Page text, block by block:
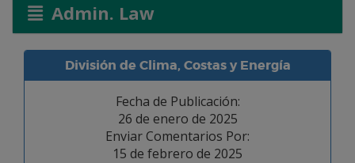
Admin. Law
División de Clima, Costas y Energía
Fecha de Publicación:
26 de enero de 2025
Enviar Comentarios Por:
15 de febrero de 2025